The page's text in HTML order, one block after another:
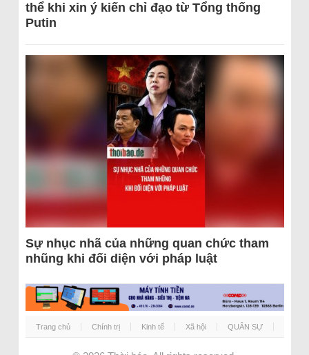
thể khi xin ý kiến chỉ đạo từ Tổng thống
Putin
Sự nhục nhã của những quan chức tham
nhũng khi đối diện với pháp luật
Trang chủ Chính trị Kinh tế Xã hội QUÂN SỰ